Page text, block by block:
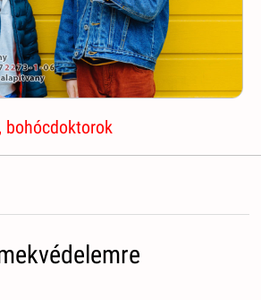
bohócdoktorok